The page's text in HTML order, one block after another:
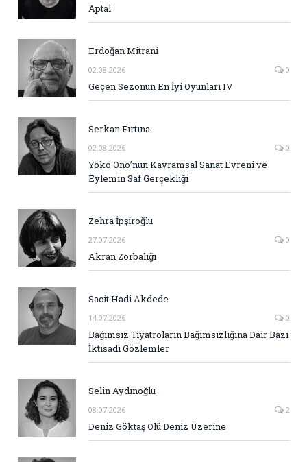
Aptal
Erdoğan Mitrani
02.08.2026 0
Geçen Sezonun En İyi Oyunları IV
Serkan Fırtına
02.08.2026 0
Yoko Ono’nun Kavramsal Sanat Evreni ve
Eylemin Saf Gerçekliği
Zehra İpşiroğlu
27.07.2026 0
Akran Zorbalığı
Sacit Hadi Akdede
14.07.2026 0
Bağımsız Tiyatroların Bağımsızlığına Dair Bazı
İktisadi Gözlemler
Selin Aydınoğlu
08.07.2026 2
Deniz Göktaş Ölü Deniz Üzerine